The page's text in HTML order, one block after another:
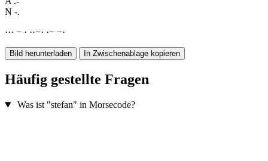
N -.
··· − · ··−· ·− −·
Bild herunterladen In Zwischenablage kopieren
Häufig gestellte Fragen
Was ist "stefan" in Morsecode?